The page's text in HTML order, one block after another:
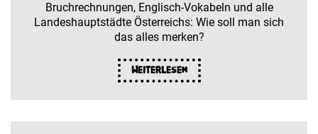
Bruchrechnungen, Englisch-Vokabeln und alle
Landeshauptstädte Österreichs: Wie soll man sich
das alles merken?
Weiterlesen